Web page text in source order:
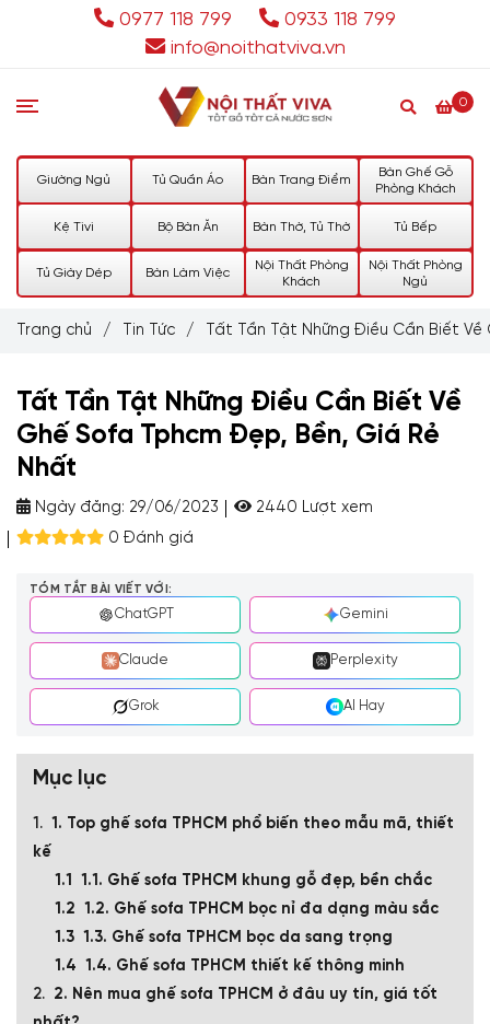
0977 118 799
0933 118 799
info@noithatviva.vn
0
Giường Ngủ Tủ Quần Áo Bàn Trang Điểm
Bàn Ghế Gỗ
Phòng Khách
Kệ Tivi Bộ Bàn Ăn Bàn Thờ, Tủ Thờ Tủ Bếp
Tủ Giày Dép Bàn Làm Việc
Nội Thất Phòng
Khách
Nội Thất Phòng
Ngủ
Trang chủ / Tin Tức / Tất Tần Tật Những Điều Cần Biết
Tất Tần Tật Những Điều Cần Biết Về
Ghế Sofa Tphcm Đẹp, Bền, Giá Rẻ
Nhất
Ngày đăng: 29/06/2023
2440 Lượt xem
0 Đánh giá
TÓM TẮT BÀI VIẾT VỚI:
ChatGPT Gemini
Claude Perplexity
Grok AI Hay
Mục lục
1. Top ghế sofa TPHCM phổ biến theo mẫu mã, thiết
kế
1.1. Ghế sofa TPHCM khung gỗ đẹp, bền chắc
1.2. Ghế sofa TPHCM bọc nỉ đa dạng màu sắc
1.3. Ghế sofa TPHCM bọc da sang trọng
1.4. Ghế sofa TPHCM thiết kế thông minh
2. Nên mua ghế sofa TPHCM ở đâu uy tín, giá tốt